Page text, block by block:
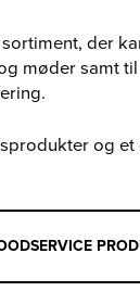
der
møder samt
og